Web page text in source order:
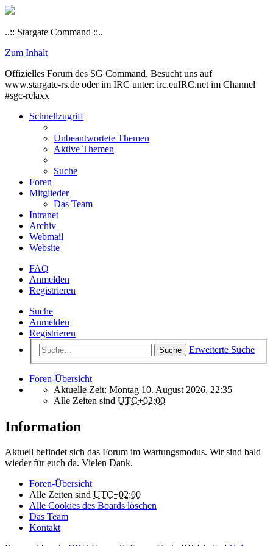
..:: Stargate Command ::..
Zum Inhalt
Offizielles Forum des SG Command. Besucht uns auf
www.stargate-rs.de oder im IRC unter: irc.euIRC.net im Channel
#sgc-relaxx
Schnellzugriff
Unbeantwortete Themen
Aktive Themen
Suche
Foren
Mitglieder
Das Team
Intranet
Archiv
Webmail
Website
FAQ
Anmelden
Registrieren
Suche
Anmelden
Registrieren
Suche Erweiterte Suche
Foren-Übersicht
Aktuelle Zeit: Montag 10. August 2026, 22:35
Alle Zeiten sind UTC+02:00
Information
Aktuell befindet sich das Forum im Wartungsmodus. Wir sind bald
wieder für euch da. Vielen Dank.
Foren-Übersicht
Alle Zeiten sind UTC+02:00
Alle Cookies des Boards löschen
Das Team
Kontakt